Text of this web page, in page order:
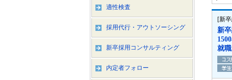
[新
新
就
適性検査
採用代行・アウトソーシング
新卒採用コンサルティング
内定者フォロー